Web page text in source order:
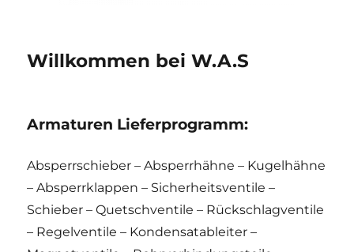
Willkommen bei W.A.S
Armaturen Lieferprogramm:
Absperrschieber – Absperrhähne – Kugelhähne
– Absperrklappen – Sicherheitsventile –
Schieber – Quetschventile – Rückschlagventile
– Regelventile – Kondensatableiter –